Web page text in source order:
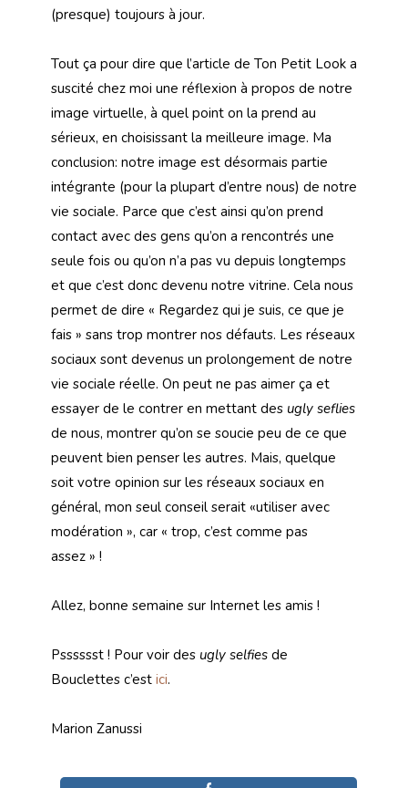
(presque) toujours à jour.
Tout ça pour dire que l’article de Ton Petit Look a
suscité chez moi une réflexion à propos de notre
image virtuelle, à quel point on la prend au
sérieux, en choisissant la meilleure image. Ma
conclusion: notre image est désormais partie
intégrante (pour la plupart d’entre nous) de notre
vie sociale. Parce que c’est ainsi qu’on prend
contact avec des gens qu’on a rencontrés une
seule fois ou qu’on n’a pas vu depuis longtemps
et que c’est donc devenu notre vitrine. Cela nous
permet de dire « Regardez qui je suis, ce que je
fais » sans trop montrer nos défauts. Les réseaux
sociaux sont devenus un prolongement de notre
vie sociale réelle. On peut ne pas aimer ça et
essayer de le contrer en mettant des ugly seflies
de nous, montrer qu’on se soucie peu de ce que
peuvent bien penser les autres. Mais, quelque
soit votre opinion sur les réseaux sociaux en
général, mon seul conseil serait «utiliser avec
modération », car « trop, c’est comme pas
assez » !
Allez, bonne semaine sur Internet les amis !
Psssssst ! Pour voir des ugly selfies de
Bouclettes c’est ici.
Marion Zanussi